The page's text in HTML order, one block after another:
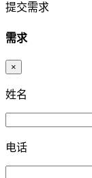
提交需求
需求
×
姓名
电话